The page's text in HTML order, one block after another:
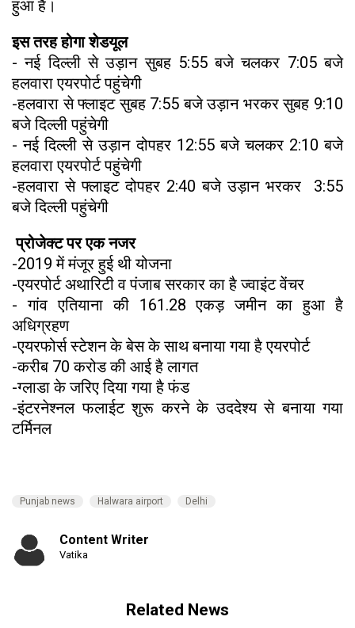
हुआ है।
इस तरह होगा शेडयूल
- नई दिल्ली से उड़ान सुबह 5:55 बजे चलकर 7:05 बजे
हलवारा एयरपोर्ट पहुंचेगी
-हलवारा से फ्लाइट सुबह 7:55 बजे उड़ान भरकर सुबह 9:10
बजे दिल्ली पहुंचेगी
- नई दिल्ली से उड़ान दोपहर 12:55 बजे चलकर 2:10 बजे
हलवारा एयरपोर्ट पहुंचेगी
-हलवारा से फ्लाइट दोपहर 2:40 बजे उड़ान भरकर 3:55
बजे दिल्ली पहुंचेगी
प्रोजेक्ट पर एक नजर
-2019 में मंजूर हुई थी योजना
-एयरपोर्ट अथारिटी व पंजाब सरकार का है ज्वाइंट वेंचर
- गांव एतियाना की 161.28 एकड़ जमीन का हुआ है
अधिग्रहण
-एयरफोर्स स्टेशन के बेस के साथ बनाया गया है एयरपोर्ट
-करीब 70 करोड की आई है लागत
-ग्लाडा के जरिए दिया गया है फंड
-इंटरनेश्नल फलाईट शुरू करने के उददेश्य से बनाया गया
टर्मिनल
Punjab news Halwara airport Delhi
Content Writer
Vatika
Related News